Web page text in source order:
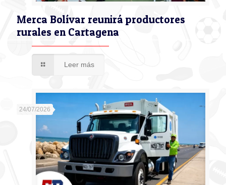
Merca Bolívar reunirá productores
rurales en Cartagena
Leer más
24/07/2026